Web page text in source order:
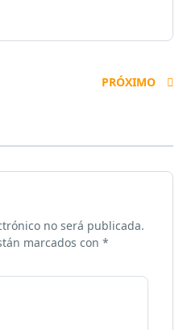
PRÓXIMO
no será publicada.
marcados con *